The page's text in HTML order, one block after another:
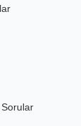
Sorular